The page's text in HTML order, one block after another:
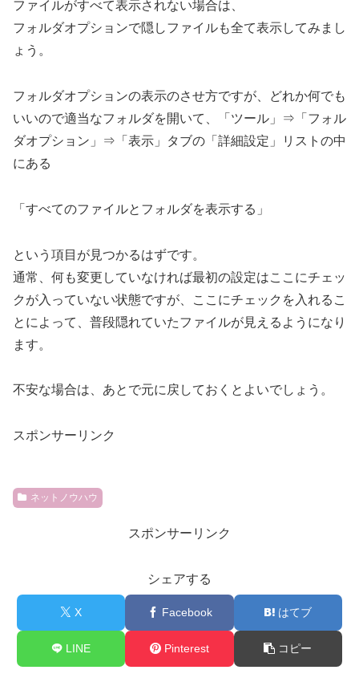
ファイルがすべて表示されない場合は、
フォルダオプションで隠しファイルも全て表示してみまし
ょう。
フォルダオプションの表示のさせ方ですが、どれか何でも
いいので適当なフォルダを開いて、「ツール」⇒「フォル
ダオプション」⇒「表示」タブの「詳細設定」リストの中
にある
「すべてのファイルとフォルダを表示する」
という項目が見つかるはずです。
通常、何も変更していなければ最初の設定はここにチェッ
クが入っていない状態ですが、ここにチェックを入れるこ
とによって、普段隠れていたファイルが見えるようになり
ます。
不安な場合は、あとで元に戻しておくとよいでしょう。
スポンサーリンク
ネットノウハウ
スポンサーリンク
シェアする
X Facebook はてブ
LINE Pinterest コピー